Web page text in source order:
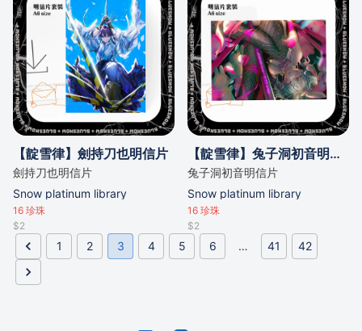
磨耐用，陪伴你每一天。 – **多
用途**：不僅可作鎖匙扣，還能
用作包包裝飾，隨心搭配！ 讓可
愛萌粒陪伴你，為生活增添一抹
亮色！立即擁有，開始你的萌趣
之旅！🛍️💖 #萌粒吊飾 #鎖匙扣
#可愛配飾 #生活小物 #時尚裝
飾
【靛雪律】劍持刀也明信片
劍持刀也明信片
Snow platinum library
16 珍珠
$2
【靛雪律】兔子洞初音明信片
兔子洞初音明信片
Snow platinum library
16 珍珠
$2
1 2 3 4 5 6 … 41 42